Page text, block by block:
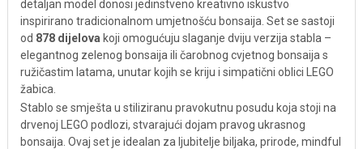
detaljan model donosi jedinstveno kreativno iskustvo
inspirirano tradicionalnom umjetnošću bonsaija. Set se sastoji
od 878 dijelova koji omogućuju slaganje dviju verzija stabla –
elegantnog zelenog bonsaija ili čarobnog cvjetnog bonsaija s
ružičastim latama, unutar kojih se kriju i simpatični oblici LEGO
žabica.
Stablo se smješta u stiliziranu pravokutnu posudu koja stoji na
drvenoj LEGO podlozi, stvarajući dojam pravog ukrasnog
bonsaija. Ovaj set je idealan za ljubitelje biljaka, prirode, mindful